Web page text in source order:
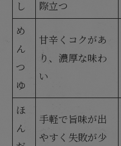
し
際立つ
め
ん
つ
ゆ
甘辛くコクがあ
り、濃厚な味わ
い
ほ
ん
手軽で旨味が出
やすく失敗が少